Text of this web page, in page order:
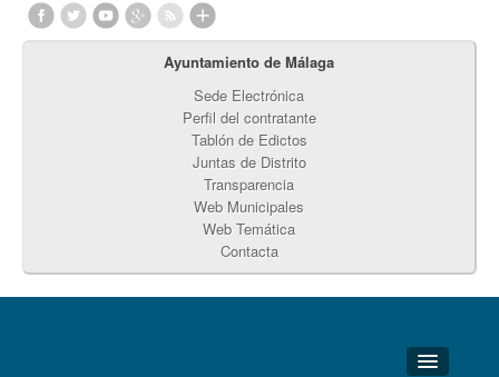
Ayuntamiento de Málaga
Sede Electrónica
Perfil del contratante
Tablón de Edictos
Juntas de Distrito
Transparencia
Web Municipales
Web Temática
Contacta